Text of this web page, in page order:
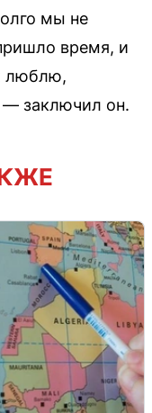
мы не
время, и
люблю,
заключил он.